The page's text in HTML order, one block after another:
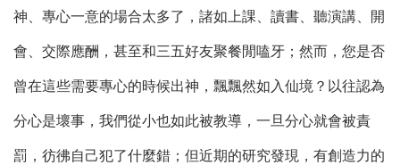
神、專心一意的場合太多了，諸如上課、讀書、聽演講、開
會、交際應酬，甚至和三五好友聚餐閒嗑牙；然而，您是否
曾在這些需要專心的時候出神，飄飄然如入仙境？以往認為
分心是壞事，我們從小也如此被教導，一旦分心就會被責
罰，彷彿自己犯了什麼錯；但近期的研究發現，有創造力的